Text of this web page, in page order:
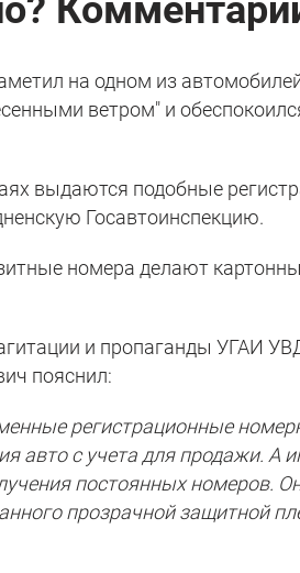
на одном из
ветром" и
выдаются подобные
Госавтоинспекцию.
номера делают
и пропаганды УГАИ
пояснил:
регистрационные
авто с учета для продажи. А
постоянных номеров.
прозрачной защитной